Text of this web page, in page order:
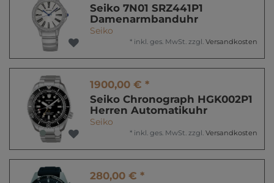
Seiko 7N01 SRZ441P1
Damenarmbanduhr
Seiko
* inkl. ges. MwSt. zzgl. Versandkosten
1900,00 € *
Seiko Chronograph HGK002P1
Herren Automatikuhr
Seiko
* inkl. ges. MwSt. zzgl. Versandkosten
280,00 € *